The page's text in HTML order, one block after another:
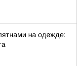
на одежде: